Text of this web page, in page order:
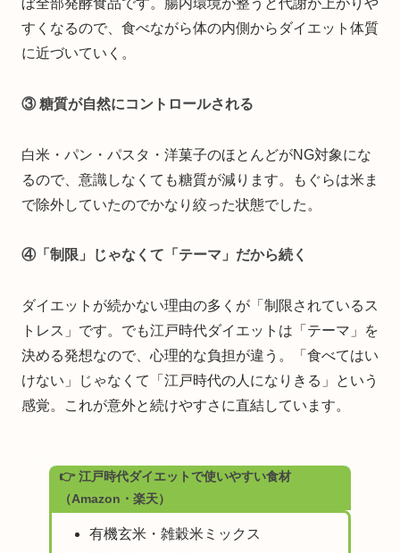
ぼ全部発酵食品です。腸内環境が整うと代謝が上がりや
すくなるので、食べながら体の内側からダイエット体質
に近づいていく。
③ 糖質が自然にコントロールされる
白米・パン・パスタ・洋菓子のほとんどがNG対象にな
るので、意識しなくても糖質が減ります。もぐらは米ま
で除外していたのでかなり絞った状態でした。
④「制限」じゃなくて「テーマ」だから続く
ダイエットが続かない理由の多くが「制限されているス
トレス」です。でも江戸時代ダイエットは「テーマ」を
決める発想なので、心理的な負担が違う。「食べてはい
けない」じゃなくて「江戸時代の人になりきる」という
感覚。これが意外と続けやすさに直結しています。
👉 江戸時代ダイエットで使いやすい食材
（Amazon・楽天）
有機玄米・雑穀米ミックス